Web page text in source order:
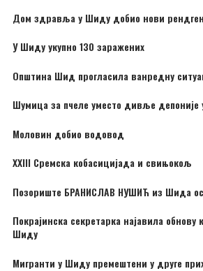
Дом здравља у Шиду добио нови рендген
У Шиду укупно 130 заражених
Општина Шид прогласила ванредну
Шумица за пчеле уместо дивље депоније
Моловин добио водовод
XXIII Сремска кобасицијада и свињокољ
Позориште БРАНИСЛАВ НУШИЋ из Шида
Покрајинска секретарка најавила обнову
Шиду
Мигранти у Шиду премештени у друге